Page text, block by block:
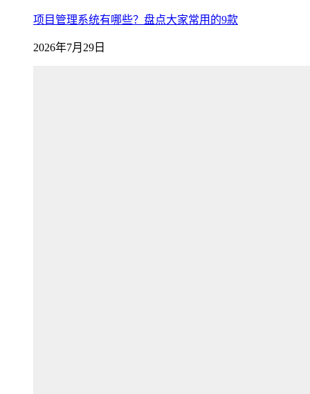
项目管理系统有哪些？盘点大家常用的9款
2026年7月29日